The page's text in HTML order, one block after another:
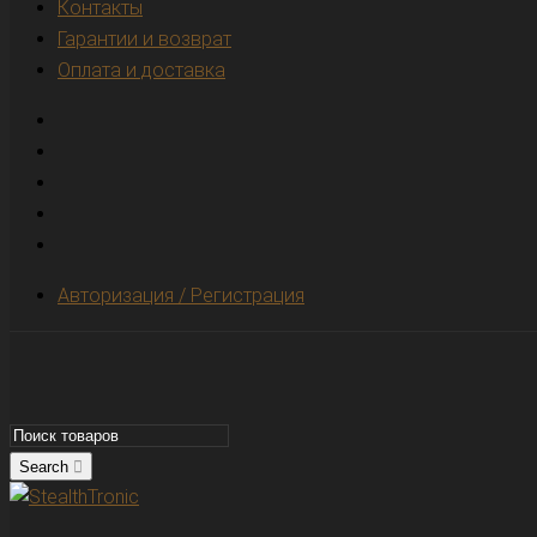
Контакты
Гарантии и возврат
Оплата и доставка
Авторизация / Регистрация
Search